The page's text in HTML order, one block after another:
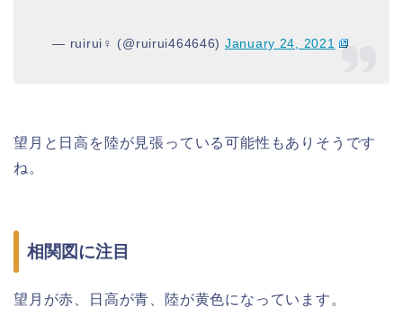
— ruirui♀ (@ruirui464646) January 24, 2021
望月と日高を陸が見張っている可能性もありそうです
ね。
相関図に注目
望月が赤、日高が青、陸が黄色になっています。